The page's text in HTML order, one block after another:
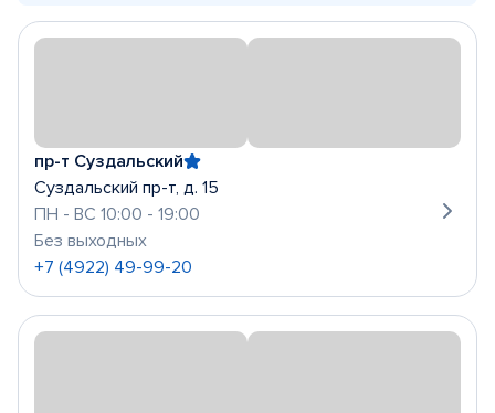
пр-т Суздальский
Суздальский пр-т, д. 15
ПН - ВС 10:00 - 19:00
Без выходных
+7 (4922) 49-99-20